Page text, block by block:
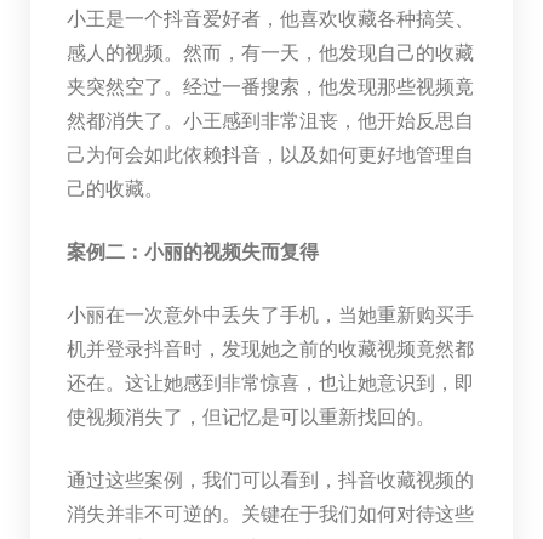
小王是一个抖音爱好者，他喜欢收藏各种搞笑、
感人的视频。然而，有一天，他发现自己的收藏
夹突然空了。经过一番搜索，他发现那些视频竟
然都消失了。小王感到非常沮丧，他开始反思自
己为何会如此依赖抖音，以及如何更好地管理自
己的收藏。
案例二：小丽的视频失而复得
小丽在一次意外中丢失了手机，当她重新购买手
机并登录抖音时，发现她之前的收藏视频竟然都
还在。这让她感到非常惊喜，也让她意识到，即
使视频消失了，但记忆是可以重新找回的。
通过这些案例，我们可以看到，抖音收藏视频的
消失并非不可逆的。关键在于我们如何对待这些